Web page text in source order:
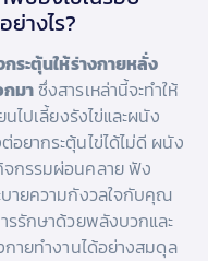
ย่างไร?
ระตุ้นให้ร่างกายหลั่ง
มาซึ่งสารเหล่านี้จะทำให้
ไปเลี้ยงรังไข่และผนัง
ยากระตุ้นไข่ได้ไม่ดี ผนัง
กรรมผ่อนคลาย ฟัง
ายความกังวลใจกับคุณ
รรักษาด้วยพลังบวกและ
กายทำงานได้อย่างสมดุล